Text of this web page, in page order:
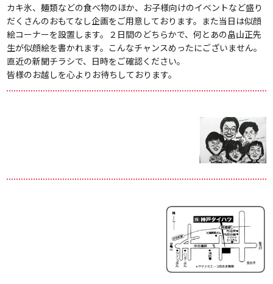
カキ氷、麺類などの食べ物のほか、お子様向けのイベントなど盛り
だくさんのおもてなし企画をご用意しております。また当日は似顔
絵コーナーを設置します。２日間のどちらかで、何とあの畠山正先
生が似顔絵を書かれます。こんなチャンスめったにございません。
直近の新聞チラシで、日時をご確認ください。
皆様のお越しを心よりお待ちしております。